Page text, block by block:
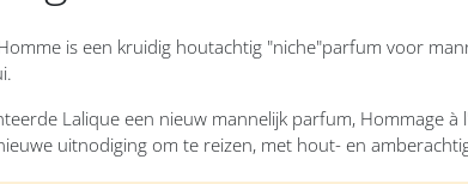
is een kruidig houtachtig "niche"parfum voor
Lalique een nieuw mannelijk parfum, Hommage
uitnodiging om te reizen, met hout- en